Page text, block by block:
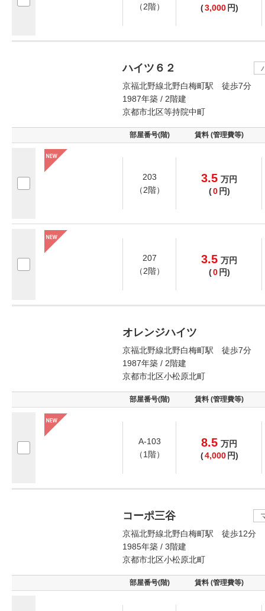
（2階）
(3,000 円)
ハイツ６２
京福北野線北野白梅町駅 徒歩7分
1987年築 / 2階建
京都市北区等持院中町
部屋番号(階) 賃料 (管理費等)
203
（2階）
3.5 万円
(0 円)
207
（2階）
3.5 万円
(0 円)
オレンジハイツ
京福北野線北野白梅町駅 徒歩7分
1987年築 / 2階建
京都市北区小松原北町
部屋番号(階) 賃料 (管理費等)
A-103
（1階）
8.5 万円
(4,000 円)
コーポ三谷
京福北野線北野白梅町駅 徒歩12分
1985年築 / 3階建
京都市北区小松原北町
部屋番号(階) 賃料 (管理費等)